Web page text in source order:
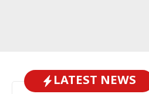
LATEST NEWS